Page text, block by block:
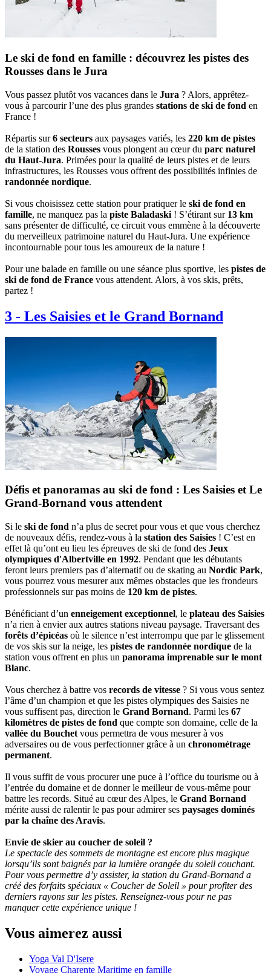
Le ski de fond en famille : découvrez les pistes des
Rousses dans le Jura
Vous passez plutôt vos vacances dans le Jura ? Alors, apprêtez-
vous à parcourir l’une des plus grandes stations de ski de fond en
France !
Répartis sur6 secteurs aux paysages variés, les 220 km de pistes
de la station des Rousses vous plongent au cœur du parc naturel
du Haut-Jura. Primées pour la qualité de leurs pistes et de leurs
infrastructures, les Rousses vous offrent des possibilités infinies de
randonnée nordique.
Si vous choisissez cette station pour pratiquer le ski de fond en
famille, ne manquez pas la piste Baladaski ! S’étirant sur 13 km
sans présenter de difficulté, ce circuit vous emmène à la découverte
du merveilleux patrimoine naturel du Haut-Jura. Une expérience
incontournable pour tous les amoureux de la nature !
Pour une balade en famille ou une séance plus sportive, les pistes de
ski de fond de France vous attendent. Alors, à vos skis, prêts,
partez !
3 - Les Saisies et le Grand Bornand
Défis et panoramas au ski de fond : Les Saisies et Le
Grand-Bornand vous attendent
Si le ski de fond n’a plus de secret pour vous et que vous cherchez
de nouveaux défis, rendez-vous à la station des Saisies ! C’est en
effet là qu’ont eu lieu les épreuves de ski de fond des Jeux
olympiques d'Albertville en 1992. Pendant que les débutants
feront leurs premiers pas d’alternatif ou de skating au Nordic Park,
vous pourrez vous mesurer aux mêmes obstacles que les frondeurs
professionnels sur pas moins de 120 km de pistes.
Bénéficiant d’un enneigement exceptionnel, le plateau des Saisies
n’a rien à envier aux autres stations niveau paysage. Traversant des
forêts d’épicéas où le silence n’est interrompu que par le glissement
de vos skis sur la neige, les pistes de randonnée nordique de la
station vous offrent en plus un panorama imprenable sur le mont
Blanc.
Vous cherchez à battre vos records de vitesse ? Si vous vous sentez
l’âme d’un champion et que les pistes olympiques des Saisies ne
vous suffisent pas, direction le Grand Bornand. Parmi les 67
kilomètres de pistes de fond que compte son domaine, celle de la
vallée du Bouchet vous permettra de vous mesurer à vos
adversaires ou de vous perfectionner grâce à un chronométrage
permanent.
Il vous suffit de vous procurer une puce à l’office du tourisme ou à
l’entrée du domaine et de donner le meilleur de vous-même pour
battre les records. Situé au cœur des Alpes, le Grand Bornand
mérite aussi de ralentir le pas pour admirer ses paysages dominés
par la chaîne des Aravis.
Envie de skier au coucher de soleil ?
Le spectacle des sommets de montagne est encore plus magique
lorsqu’ils sont baignés par la lumière orangée du soleil couchant.
Pour vous permettre d’y assister, la station du Grand-Bornand a
créé des forfaits spéciaux « Coucher de Soleil » pour profiter des
derniers rayons sur les pistes. Renseignez-vous pour ne pas
manquer cette expérience unique !
Vous aimerez aussi
Yoga Val D'Isere
Voyage Charente Maritime en famille